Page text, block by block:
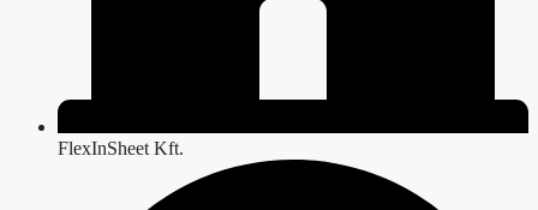
FlexInSheet Kft.